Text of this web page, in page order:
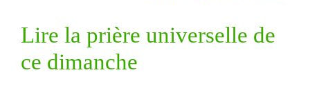
Lire la prière universelle de
ce dimanche